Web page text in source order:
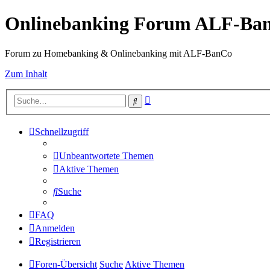
Onlinebanking Forum ALF-
Forum zu Homebanking & Onlinebanking mit ALF-BanCo
Zum Inhalt
Suche
Schnellzugriff
Unbeantwortete Themen
Aktive Themen
Suche
FAQ
Anmelden
Registrieren
Foren-Übersicht SucheAktive Themen